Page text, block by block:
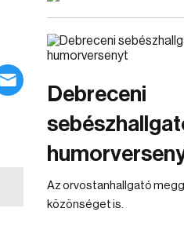
Debreceni
Az orvostanhallgató
közönséget is.